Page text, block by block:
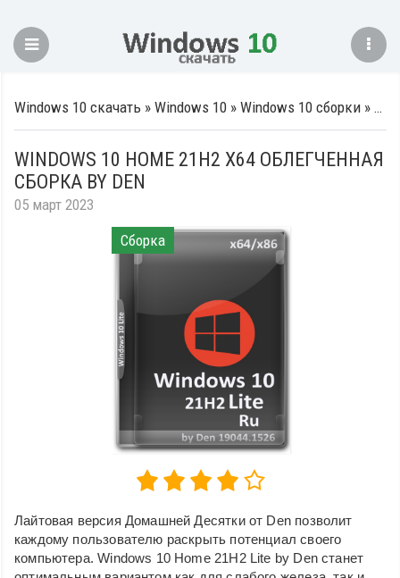
Windows 10 скачать » Windows 10 » Windows 10 сборки » Windows 10 Home 21H2 x64 облегченная сборка by Den
WINDOWS 10 HOME 21H2 X64 ОБЛЕГЧЕННАЯ
СБОРКА BY DEN
05 март 2023
Сборка
Лайтовая версия Домашней Десятки от Den позволит
каждому пользователю раскрыть потенциал своего
компьютера. Windows 10 Home 21H2 Lite by Den станет